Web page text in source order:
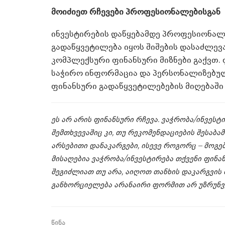
მოიძიეთ რჩევები პროფესიონალებისგან
ინვესტირების დაწყებამდე
გადაწყვეტილება იყოს შიშების
კომპლექსური ფინანსური მიზნები
საჭირო ინფორმაცია და
ფინანსური გადაწყვეტილებების
ეს არ არის ფინანსური რჩევა. ვაჭრობა/
შემთხვევაშიც კი, თუ რეკომენდაციების
არსებითი დანაკარგები, ისევე როგორც –
მისაღებია ვაჭრობა/ინვესტირება თქვენი
შეგიძლიათ თუ არა, აიღოთ თანხის დაკარგვის
განხორციელება არანაირი ფორმით არ
წინა